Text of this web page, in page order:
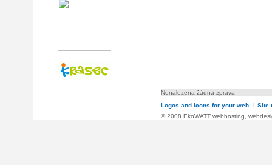
Nenalezena žádná zpráva
Logos and icons for your web l Site
© 2008 EkoWATT webhosting,